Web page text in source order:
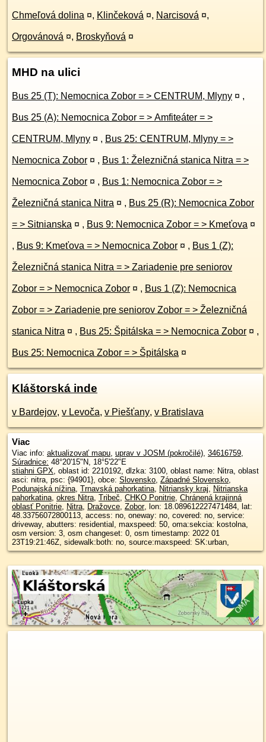
Chmeľová dolina ¤, Klinčeková ¤, Narcisová ¤,
Orgovánová ¤, Broskyňová ¤
MHD na ulici
Bus 25 (T): Nemocnica Zobor = > CENTRUM, Mlyny ¤ ,
Bus 25 (A): Nemocnica Zobor = > Amfiteáter = >
CENTRUM, Mlyny ¤ , Bus 25: CENTRUM, Mlyny = >
Nemocnica Zobor ¤ , Bus 1: Železničná stanica Nitra = >
Nemocnica Zobor ¤ , Bus 1: Nemocnica Zobor = >
Železničná stanica Nitra ¤ , Bus 25 (R): Nemocnica Zobor
= > Sitnianska ¤ , Bus 9: Nemocnica Zobor = > Kmeťova ¤
, Bus 9: Kmeťova = > Nemocnica Zobor ¤ , Bus 1 (Z):
Železničná stanica Nitra = > Zariadenie pre seniorov
Zobor = > Nemocnica Zobor ¤ , Bus 1 (Z): Nemocnica
Zobor = > Zariadenie pre seniorov Zobor = > Železničná
stanica Nitra ¤ , Bus 25: Špitálska = > Nemocnica Zobor ¤ ,
Bus 25: Nemocnica Zobor = > Špitálska ¤
Kláštorská inde
v Bardejov, v Levoča, v Piešťany, v Bratislava
Viac
Viac info: aktualizovať mapu, uprav v JOSM (pokročilé), 34616759,
Súradnice: 48°20'15"N, 18°5'22"E
stiahni GPX, oblast id: 2210192, dlzka: 3100, oblast name: Nitra, oblast
asci: nitra, psc: {94901}, obce: Slovensko, Západné Slovensko,
Podunajská nížina, Trnavská pahorkatina, Nitriansky kraj, Nitrianska
pahorkatina, okres Nitra, Tribeč, CHKO Ponitrie, Chránená krajinná
oblasť Ponitrie, Nitra, Dražovce, Zobor, lon: 18.089612227471484, lat:
48.33756072800113, access: no, oneway: no, covered: no, service:
driveway, abutters: residential, maxspeed: 50, oma:sekcia: kostolna,
osm version: 3, osm changeset: 0, osm timestamp: 2022 01
23T19:21:46Z, sidewalk:both: no, source:maxspeed: SK:urban,